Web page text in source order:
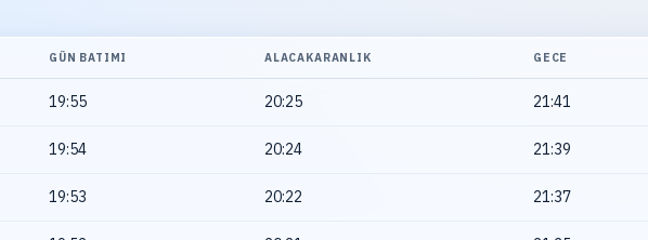
GÜN BATIMI ALACAKARANLIK GECE
19:55 20:25 21:41
19:54 20:24 21:39
19:53 20:22 21:37